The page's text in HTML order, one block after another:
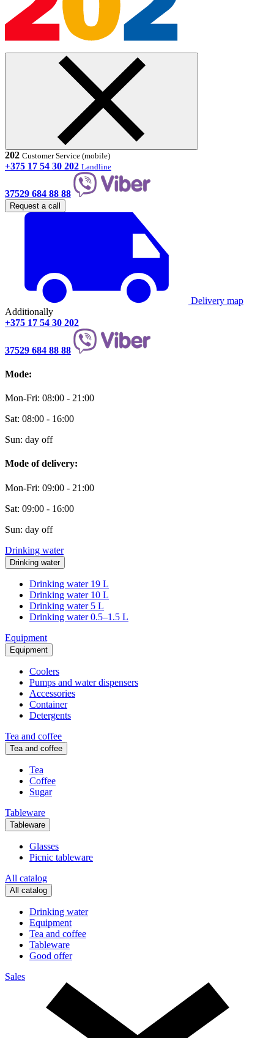
202 Customer Service (mobile)
+375 17 54 30 202 Landline
37529 684 88 88
Request a call
Delivery map
Additionally
+375 17 54 30 202
37529 684 88 88
Mode:
Mon-Fri: 08:00 - 21:00
Sat: 08:00 - 16:00
Sun: day off
Mode of delivery:
Mon-Fri: 09:00 - 21:00
Sat: 09:00 - 16:00
Sun: day off
Drinking water
Drinking water
Drinking water 19 L
Drinking water 10 L
Drinking water 5 L
Drinking water 0.5–1.5 L
Equipment
Equipment
Coolers
Pumps and water dispensers
Accessories
Container
Detergents
Tea and coffee
Tea and coffee
Tea
Coffee
Sugar
Tableware
Tableware
Glasses
Picnic tableware
All catalog
All catalog
Drinking water
Equipment
Tea and coffee
Tableware
Good offer
Sales